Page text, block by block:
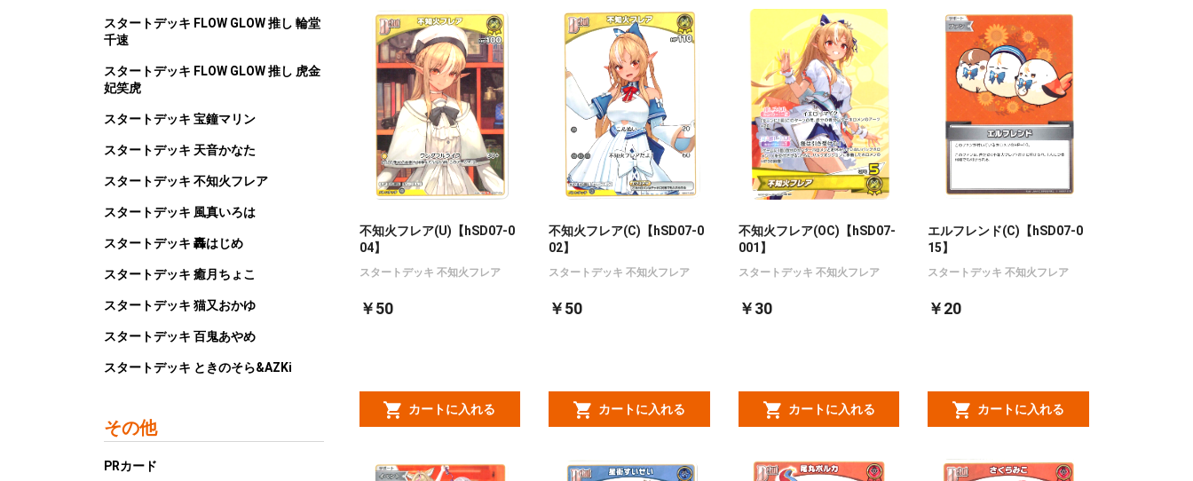
スタートデッキ FLOW GLOW 推し 輪堂
千速
スタートデッキ FLOW GLOW 推し 虎金
妃笑虎
スタートデッキ 宝鐘マリン
スタートデッキ 天音かなた
スタートデッキ 不知火フレア
スタートデッキ 風真いろは
スタートデッキ 轟はじめ
スタートデッキ 癒月ちょこ
スタートデッキ 猫又おかゆ
スタートデッキ 百鬼あやめ
スタートデッキ ときのそら&AZKi
その他
PRカード
不知火フレア(U)【hSD07-0
04】
スタートデッキ 不知火フレア
￥50
カートに入れる
不知火フレア(C)【hSD07-0
02】
スタートデッキ 不知火フレア
￥50
カートに入れる
不知火フレア(OC)【hSD07-
001】
スタートデッキ 不知火フレア
￥30
カートに入れる
エルフレンド(C)【hSD07-0
15】
スタートデッキ 不知火フレア
￥20
カートに入れる